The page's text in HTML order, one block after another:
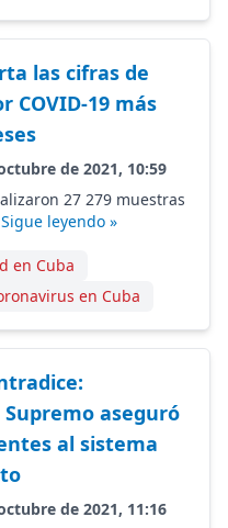
las cifras de
COVID-19 más
de 2021, 10:59
27 279 muestras
Sigue leyendo »
en Cuba
en Cuba
aseguró
al sistema
de 2021, 11:16